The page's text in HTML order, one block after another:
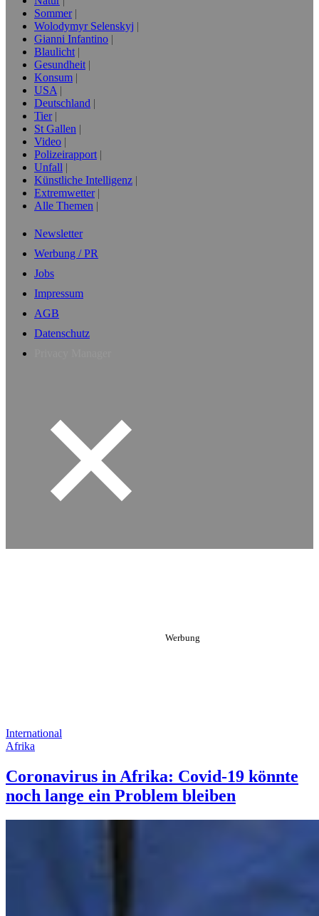
Sommer
Wolodymyr Selenskyj
Gianni Infantino
Blaulicht
Gesundheit
Konsum
USA
Deutschland
Tier
St Gallen
Video
Polizeirapport
Unfall
Künstliche Intelligenz
Extremwetter
Alle Themen
Newsletter
Werbung / PR
Jobs
Impressum
AGB
Datenschutz
International
Afrika
Coronavirus in Afrika: Covid-19 könnte
noch lange ein Problem bleiben